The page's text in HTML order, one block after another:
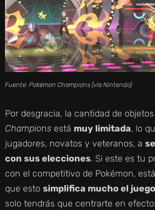
Fuente: Pokémon Champions (vía Nintendo)
Por desgracia, la cantidad de
Champions está muy limitada, lo
jugadores, novatos y veteranos, a
con sus elecciones. Si este es tu
con el competitivo de Pokémon,
que esto simplifica mucho el juego
solo tendrás que centrarte en